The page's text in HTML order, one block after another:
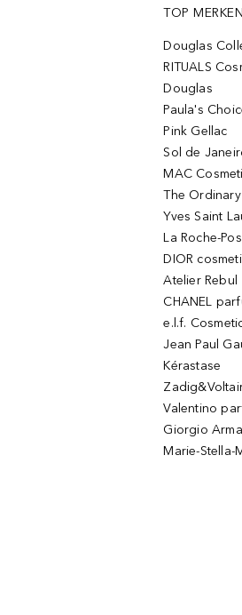
TOP MERKEN
Douglas
RITUALS
Douglas
Paula's
Pink Gellac
Sol de
MAC
The Ordinary
Yves Saint
La Roche-
DIOR
Atelier Rebul
CHANEL
e.l.f.
Jean Paul
Kérastase
Valentino
Giorgio
Marie-Stella-